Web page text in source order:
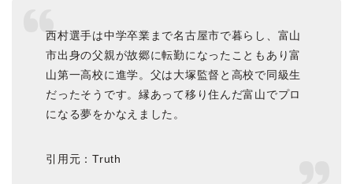
西村選手は中学卒業まで名古屋市で暮らし、富山
市出身の父親が故郷に転勤になったこともあり富
山第一高校に進学。父は大塚監督と高校で同級生
だったそうです。縁あって移り住んだ富山でプロ
になる夢をかなえました。
引用元：Truth